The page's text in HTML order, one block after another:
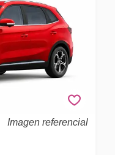
Imagen referencial
1.5l Mt Std